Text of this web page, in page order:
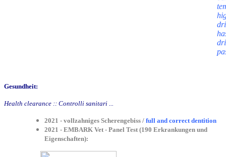
Gesundheit:
Health clearance :: Controlli sanitari ...
2021 - vollzahniges Scherengebiss / full and correct dentition
2021 - EMBARK Vet - Panel Test (190 Erkrankungen und
Eigenschaften):